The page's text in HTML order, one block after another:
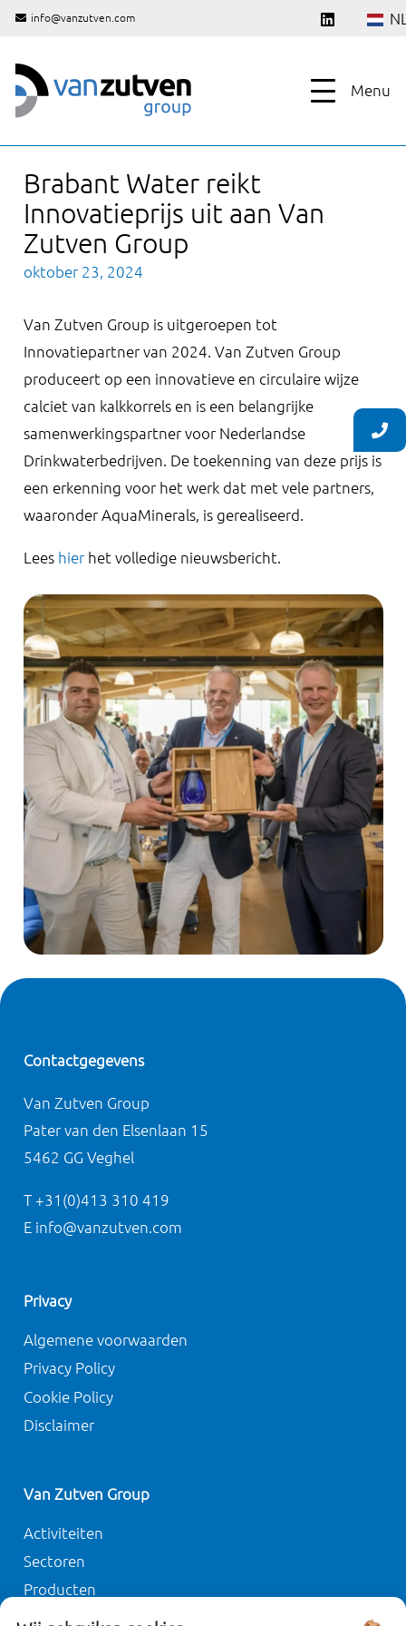
info@vanzutven.com
Menu
Brabant Water reikt
Innovatieprijs uit aan Van
Zutven Group
oktober 23, 2024
Van Zutven Group is uitgeroepen tot
Innovatiepartner van 2024. Van Zutven Group
produceert op een innovatieve en circulaire wijze
calciet van kalkkorrels en is een belangrijke
samenwerkingspartner voor Nederlandse
Drinkwaterbedrijven. De toekenning van deze prijs is
een erkenning voor het werk dat met vele partners,
waaronder AquaMinerals, is gerealiseerd.
Lees hier het volledige nieuwsbericht.
Contactgegevens
Van Zutven Group
Pater van den Elsenlaan 15
5462 GG Veghel
T +31(0)413 310 419
E info@vanzutven.com
Privacy
Algemene voorwaarden
Privacy Policy
Cookie Policy
Disclaimer
Van Zutven Group
Activiteiten
Sectoren
Producten
Duurzaamheid